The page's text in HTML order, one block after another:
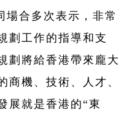
場合多次表示，非常
劃工作的指導和支
劃將給香港帶來龐大
商機、技術、人才、
展就是香港的“東